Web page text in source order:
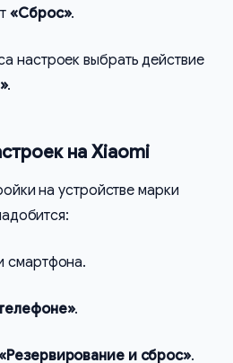
«Сброс».
настроек выбрать действие
.
на Xiaomi
на устройстве марки
смартфона.
.
и сброс».